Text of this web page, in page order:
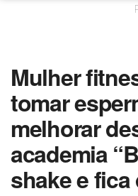
Mulher
tomar
melhorar
academia
shake e